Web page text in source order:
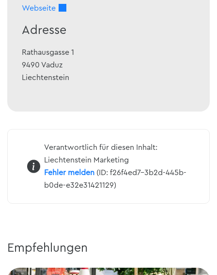
Webseite
Adresse
Rathausgasse 1
9490 Vaduz
Liechtenstein
Verantwortlich für diesen Inhalt:
Liechtenstein Marketing
Fehler melden (ID: f26f4ed7-3b2d-445b-
b0de-e32e31421129)
Empfehlungen